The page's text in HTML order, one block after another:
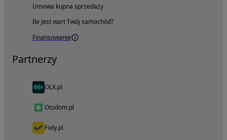
Umowa kupna sprzedaży
Ile jest wart Twój samochód?
Finansowanie
Partnerzy
OLX.pl
Otodom.pl
Fixly.pl